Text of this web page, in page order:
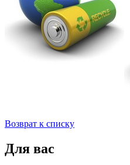
Возврат к списку
Для вас